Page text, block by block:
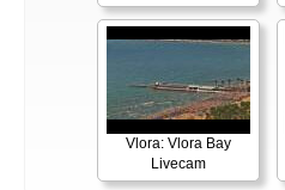
Vlora: Vlora Bay
Livecam